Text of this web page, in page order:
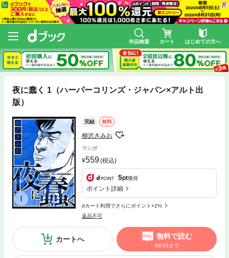
作品検索 カート はじめての方へ
夜に蠢く 1（ハーパーコリンズ・ジャパン×アルト出
版）
完結 無料
柳沢きみお
マンガ
559(税込)
5pt獲得
ポイント詳細
dカード利用でさらにポイント+2%
返品不可
カートへ 無料で読む
08/15まで